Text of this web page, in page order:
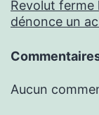
Revolut ferme
dénonce un
Aucun